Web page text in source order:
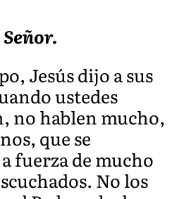
Jesús dijo a sus
ustedes
no hablen mucho,
que se
fuerza de mucho
No los